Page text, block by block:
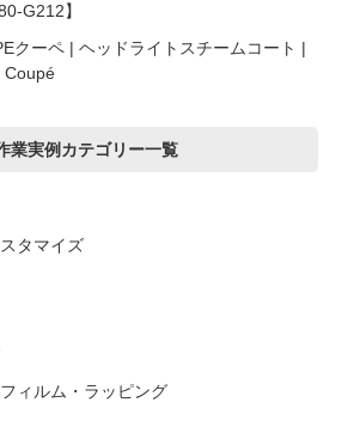
G212】
クーペ | ヘッドライトスチームコート |
Coupé
業実例カテゴリー一覧
タマイズ
ィルム・ラッピング